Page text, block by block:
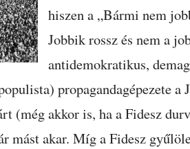
hiszen a „Bármi nem
Jobbik rossz és nem a
antidemokratikus,
propagandagépezete a
(még akkor is, ha a Fidesz
mást akar. Míg a Fidesz